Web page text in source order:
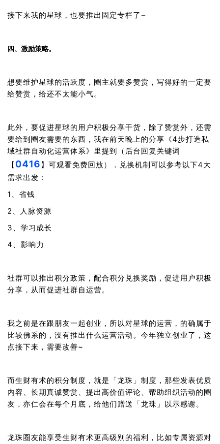
接下来我的星球，也要推出固定专栏了~
四、激励策略。
想要维护星球的活跃度，圈主就要多赞赏，写得好的一定要
给赞赏，给还不太能小气。
此外，要促进星球的用户积极分享干货，除了赞赏外，还需
要给到圈友需要的东西，我在前天晚上的分享《4步打造私
域社群自动化运营体系》里提到（后台回复关键词
【 0416 】可观看免费回放），兑换机制可以参考以下4大
需求出发：
1、省钱
2、人脉资源
3、学习成长
4、影响力
社群可以推出积分政策，配合积分兑换奖励，促进用户积极
分享，从而促进社群自运营。
我之前是在跟朋友一起创业，所以对星球的运营，的确属于
比较佛系的，没有推出什么运营活动。今年独立创业了，这
点接下来，需要改善~
而生财有术的积分制度，就是「龙珠」制度，那些发表优质
内容、长期真诚赞赏、提出高价值评论、帮助组织活动的圈
友，亦仁会在每个月底，给他们赠送「龙珠」以示感谢。
龙珠圈友能享受生财有术更高级别的福利，比如专属资源对